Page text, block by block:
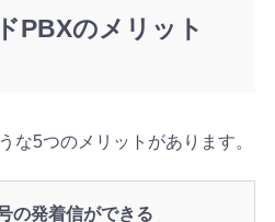
PBXのメリット
な5つのメリットがあります。
の発着信ができる